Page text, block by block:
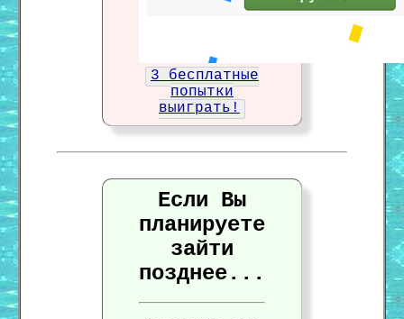
3 бесплатные
попытки
выиграть!
Если Вы
планируете
зайти
позднее...